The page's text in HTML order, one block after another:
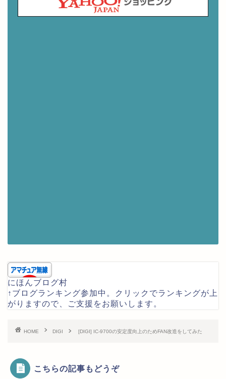
にほんブログ村
↑ブログランキング参加中。クリックでランキングが上
がりますので、ご支援をお願いします。
HOME DIGI [DIGI] IC-9700の安定度向上のためFAN改造をしてみた
こちらの記事もどうぞ